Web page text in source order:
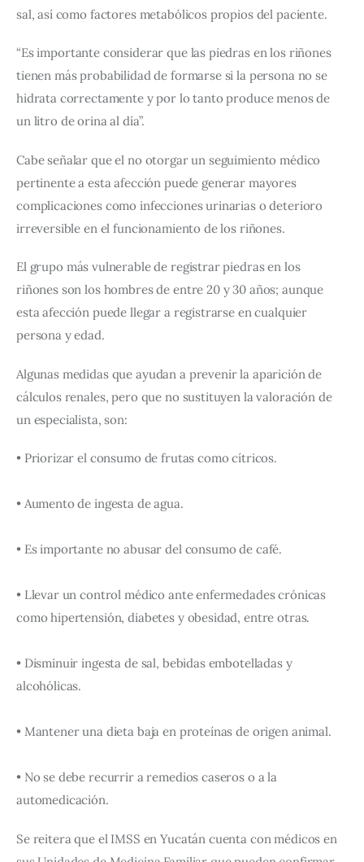
sal, así como factores metabólicos propios del paciente.
“Es importante considerar que las piedras en los riñones
tienen más probabilidad de formarse si la persona no se
hidrata correctamente y por lo tanto produce menos de
un litro de orina al día”.
Cabe señalar que el no otorgar un seguimiento médico
pertinente a esta afección puede generar mayores
complicaciones como infecciones urinarias o deterioro
irreversible en el funcionamiento de los riñones.
El grupo más vulnerable de registrar piedras en los
riñones son los hombres de entre 20 y 30 años; aunque
esta afección puede llegar a registrarse en cualquier
persona y edad.
Algunas medidas que ayudan a prevenir la aparición de
cálculos renales, pero que no sustituyen la valoración de
un especialista, son:
• Priorizar el consumo de frutas como cítricos.
• Aumento de ingesta de agua.
• Es importante no abusar del consumo de café.
• Llevar un control médico ante enfermedades crónicas
como hipertensión, diabetes y obesidad, entre otras.
• Disminuir ingesta de sal, bebidas embotelladas y
alcohólicas.
• Mantener una dieta baja en proteínas de origen animal.
• No se debe recurrir a remedios caseros o a la
automedicación.
Se reitera que el IMSS en Yucatán cuenta con médicos en